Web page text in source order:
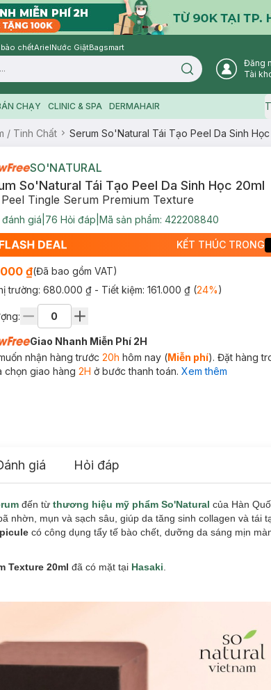
bào chếtArielNước GiặtBagsmart
Search icon
Đăng
Tài
CHẠY CLINIC & SPA DERMAHAIR
/ Tinh Chất Serum So'Natural Tái Tạo Peel Da Sinh Học
SO'NATURAL
So'Natural Tái Tạo Peel Da Sinh Học 20ml
Peel Tingle Serum Premium Texture
đánh giá 76 Hỏi đáp Mã sản phẩm: 422208840
KẾT THÚC TRONG
₫(Đã bao gồm VAT)
trường: 680.000 ₫ - Tiết kiệm: 161.000 ₫(24%)
Giao Nhanh Miễn Phí 2H
nhận hàng trước 20h hôm nay (Miễn phí). Đặt hàng
chọn giao hàng 2H ở bước thanh toán. Xem thêm
giá Hỏi đáp
đến từ thương hiệu mỹ phẩm So'Natural của Hàn
nhờn, mụn và sạch sâu, giúp da tăng sinh collagen và tái
có công dụng tẩy tế bào chết, dưỡng da sáng mịn
Texture 20ml đã có mặt tại Hasaki